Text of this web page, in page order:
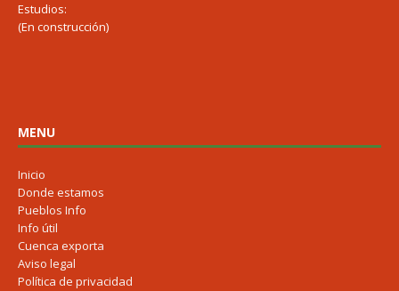
Estudios:
(En construcción)
MENU
Inicio
Donde estamos
Pueblos Info
Info útil
Cuenca exporta
Aviso legal
Política de privacidad